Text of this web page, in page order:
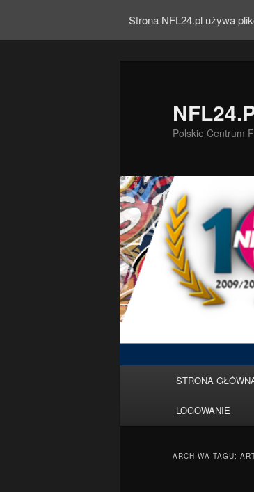
Polskie Centrum
Przeskocz
do
tekstu
Przeskocz
do
widgetów
STRONA
LOGOWANIE
ARCHIWA TAGU:
Strona NFL24.pl używa